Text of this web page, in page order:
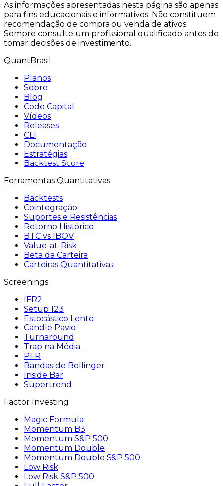
As informações apresentadas nesta página são apenas
para fins educacionais e informativos. Não constituem
recomendação de compra ou venda de ativos.
Sempre consulte um profissional qualificado antes de
tomar decisões de investimento.
QuantBrasil
Planos
Sobre
Blog
Code Capital
Vídeos
Releases
CLI
Documentação
Estratégias
Backtest Score
Ferramentas Quantitativas
Backtests
Cointegração
Suportes e Resistências
Retorno Histórico
BTC vs IBOV
Value-at-Risk
Beta da Carteira
Carteiras Quantitativas
Screenings
IFR2
Setup 123
Estocástico Lento
Candle Pavio
Turnaround
Trap na Média
PFR
Bandas de Bollinger
Inside Bar
Supertrend
Factor Investing
Magic Formula
Momentum B3
Momentum S&P 500
Momentum Double
Momentum Double S&P 500
Low Risk
Low Risk S&P 500